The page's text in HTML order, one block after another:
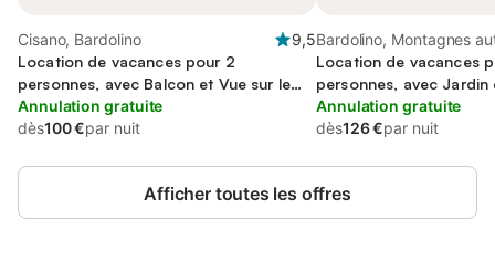
Cisano, Bardolino
9,5
Location de vacances pour 2
personnes, avec Balcon et Vue sur le
lac
Annulation gratuite
dès100 €par nuit
Bardolino, Montagnes
de Garde
Location de vacances
personnes, avec Jardin
Annulation gratuite
dès126 €par nuit
Afficher toutes les offres